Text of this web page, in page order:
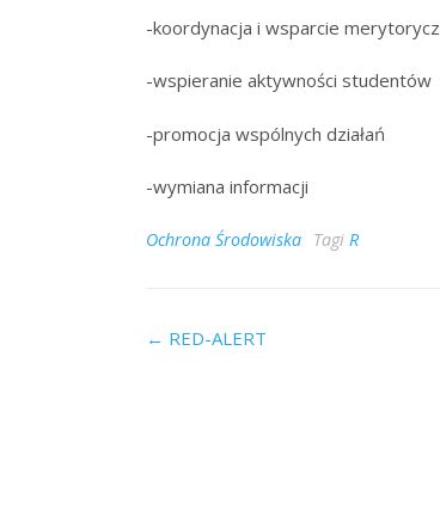
-koordynacja i wsparcie
-wspieranie aktywności studentów
-promocja wspólnych działań
-wymiana informacji
Ochrona Środowiska Tagi R
Post
← RED-ALERT